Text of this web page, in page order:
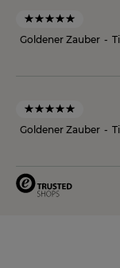
Goldener Zauber -
Goldener Zauber -